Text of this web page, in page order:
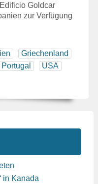
Goldcar
zur Verfügung
Griechenland
Portugal USA
in Kanada